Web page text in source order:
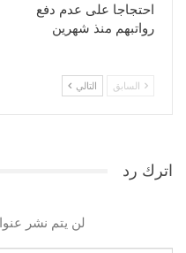
احتجاجا على عدم دفع
رواتبهم منذ شهرين
السابق التالي
اترك رد
لن يتم نشر